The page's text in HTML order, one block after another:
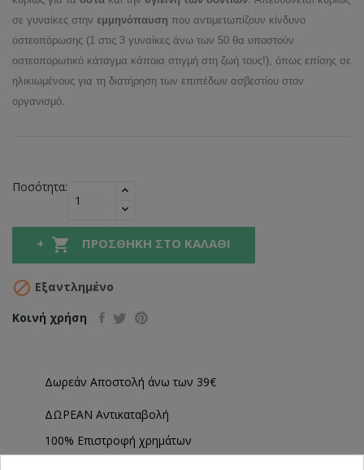
σε γυναίκες στην εμμηνόπαυση που αντιμετωπίζουν κίνδυνο
οστεοπόρωσης (1 στις 3 γυναίκες άνω των 50 θα υποστούν
οστεοπορωτικό κάταγμα κάποια στιγμή στη ζωή τους!), όπως επίσης σε
ηλικιωμένους για τη διατήρηση των επιπέδων ασβεστίου στον
οργανισμό.
Ποσότητα:
 ΠΡΟΣΘΉΚΗ ΣΤΟ ΚΑΛΆΘΙ
 Εξαντλημένο
Κοινή χρήση
Δωρεάν Αποστολή άνω των 39€
ΔΩΡΕΑΝ Αντικαταβολή
100% Επιστροφή χρημάτων
εντός 14 ημερών